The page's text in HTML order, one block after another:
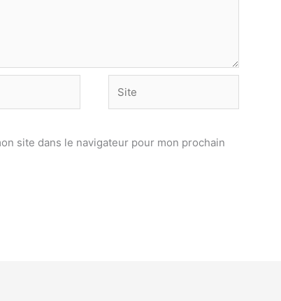
site dans le navigateur pour mon prochain